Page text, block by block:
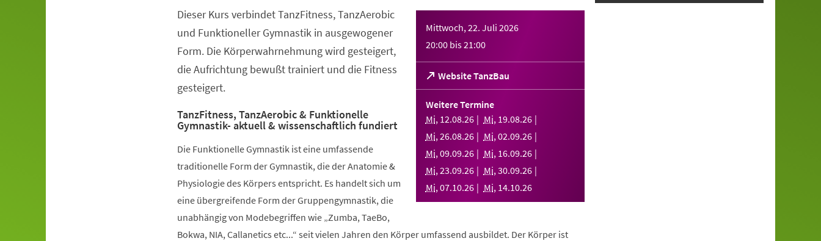
Mittwoch, 22. Juli 2026
20:00 bis21:00
Website TanzBau
(Öffnet
in
einem
neuen
Tab)
Weitere Termine
Mi, 12.08.26 Mi, 19.08.26
Mi,26.08.26 Mi,02.09.26
Mi,09.09.26 Mi, 16.09.26
Mi,23.09.26 Mi,30.09.26
Mi,07.10.26 Mi, 14.10.26
Dieser Kurs verbindet TanzFitness, TanzAerobic
und Funktioneller Gymnastik in ausgewogener
Form. Die Körperwahrnehmung wird gesteigert,
die Aufrichtung bewußt trainiert und die Fitness
gesteigert.
TanzFitness, TanzAerobic & Funktionelle
Gymnastik- aktuell & wissenschaftlich fundiert
Die Funktionelle Gymnastik ist eine umfassende
traditionelle Form der Gymnastik, die der Anatomie &
Physiologie des Körpers entspricht. Es handelt sich um
eine übergreifende Form der Gruppengymnastik, die
unabhängig von Modebegriffen wie „Zumba, TaeBo,
Bokwa, NIA, Callanetics etc...“ seit vielen Jahren den Körper umfassend ausbildet. Der Körper ist